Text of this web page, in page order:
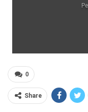
Pe
0
Share